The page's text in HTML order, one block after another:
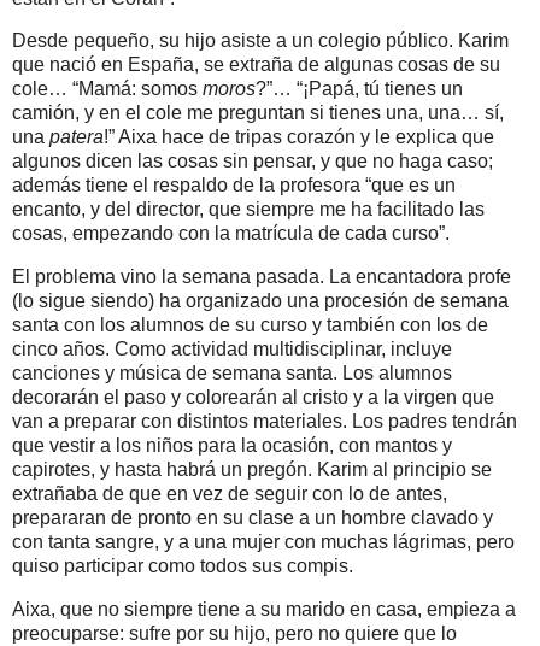
Desde pequeño, su hijo asiste a un colegio público. Karim
que nació en España, se extraña de algunas cosas de su
cole… “Mamá: somos moros?”… “¡Papá, tú tienes un
camión, y en el cole me preguntan si tienes una, una… sí,
una patera!” Aixa hace de tripas corazón y le explica que
algunos dicen las cosas sin pensar, y que no haga caso;
además tiene el respaldo de la profesora “que es un
encanto, y del director, que siempre me ha facilitado las
cosas, empezando con la matrícula de cada curso”.
El problema vino la semana pasada. La encantadora profe
(lo sigue siendo) ha organizado una procesión de semana
santa con los alumnos de su curso y también con los de
cinco años. Como actividad multidisciplinar, incluye
canciones y música de semana santa. Los alumnos
decorarán el paso y colorearán al cristo y a la virgen que
van a preparar con distintos materiales. Los padres tendrán
que vestir a los niños para la ocasión, con mantos y
capirotes, y hasta habrá un pregón. Karim al principio se
extrañaba de que en vez de seguir con lo de antes,
prepararan de pronto en su clase a un hombre clavado y
con tanta sangre, y a una mujer con muchas lágrimas, pero
quiso participar como todos sus compis.
Aixa, que no siempre tiene a su marido en casa, empieza a
preocuparse: sufre por su hijo, pero no quiere que lo